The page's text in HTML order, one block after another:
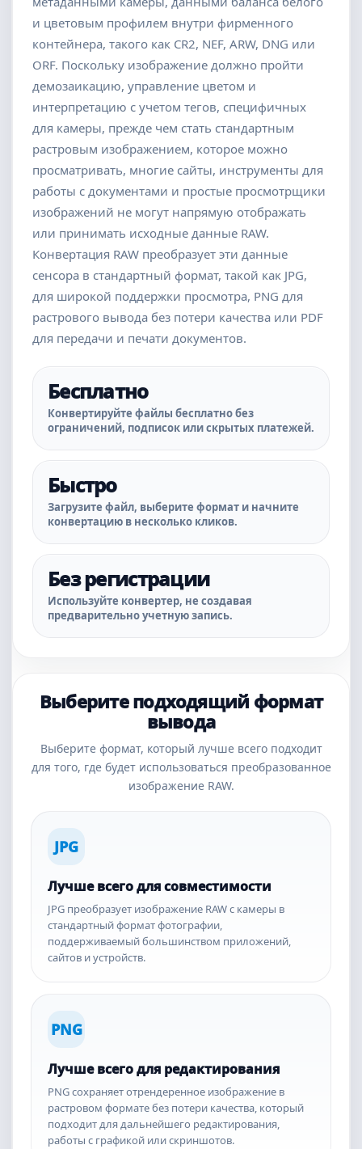
и цветовым профилем внутри фирменного
контейнера, такого как CR2, NEF, ARW, DNG или
ORF. Поскольку изображение должно пройти
демозаикацию, управление цветом и
интерпретацию с учетом тегов, специфичных
для камеры, прежде чем стать стандартным
растровым изображением, которое можно
просматривать, многие сайты, инструменты для
работы с документами и простые просмотрщики
изображений не могут напрямую отображать
или принимать исходные данные RAW.
Конвертация RAW преобразует эти данные
сенсора в стандартный формат, такой как JPG,
для широкой поддержки просмотра, PNG для
растрового вывода без потери качества или PDF
для передачи и печати документов.
Бесплатно
Конвертируйте файлы бесплатно без
ограничений, подписок или скрытых платежей.
Быстро
Загрузите файл, выберите формат и начните
конвертацию в несколько кликов.
Без регистрации
Используйте конвертер, не создавая
предварительно учетную запись.
Выберите подходящий формат
вывода
Выберите формат, который лучше всего подходит
для того, где будет использоваться преобразованное
изображение RAW.
JPG
Лучше всего для совместимости
JPG преобразует изображение RAW с камеры в
стандартный формат фотографии,
поддерживаемый большинством приложений,
сайтов и устройств.
PNG
Лучше всего для редактирования
PNG сохраняет отрендеренное изображение в
растровом формате без потери качества, который
подходит для дальнейшего редактирования,
работы с графикой или скриншотов.